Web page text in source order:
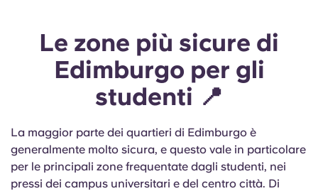
Le zone più sicure di
Edimburgo per gli
studenti 📍
La maggior parte dei quartieri di Edimburgo è
generalmente molto sicura, e questo vale in particolare
per le principali zone frequentate dagli studenti, nei
pressi dei campus universitari e del centro città. Di